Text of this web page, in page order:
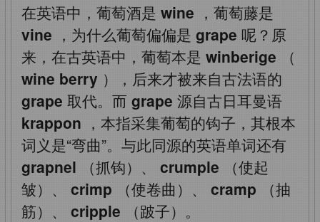
在英语中，葡萄酒是 wine ，葡萄藤是
vine ，为什么葡萄偏偏是 grape 呢？原
来，在古英语中，葡萄本是 winberige （
wine berry ），后来才被来自古法语的
grape 取代。而 grape 源自古日耳曼语
krappon ，本指采集葡萄的钩子，其根本
词义是“弯曲”。与此同源的英语单词还有
grapnel （抓钩）、 crumple （使起
皱）、 crimp （使卷曲）、 cramp （抽
筋）、 cripple （跛子）。